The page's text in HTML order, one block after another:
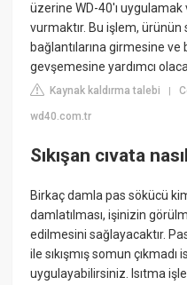
üzerine WD-40'ı
vurmaktır. Bu işlem, ürünün
bağlantılarına girmesine ve
gevşemesine yardımcı
Kaynak kaldırma talebi |
wd40.com.tr
Sıkışan cıvata
Birkaç damla pas sökücü
damlatılması, işinizin
edilmesini sağlayacaktır.
ile sıkışmış somun çıkmadı
uygulayabilirsiniz. Isıtma